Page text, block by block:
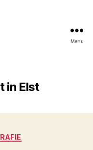
Menu
in Elst